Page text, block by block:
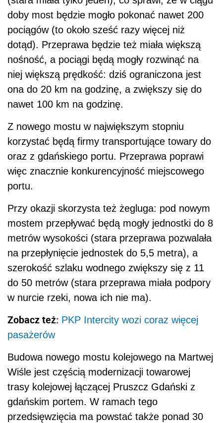
doby most będzie mogło pokonać nawet 200
pociągów (to około sześć razy więcej niż
dotąd). Przeprawa będzie też miała większą
nośność, a pociągi będą mogły rozwinąć na
niej większą prędkość: dziś ograniczona jest
ona do 20 km na godzinę, a zwiększy się do
nawet 100 km na godzinę.
Z nowego mostu w największym stopniu
korzystać będą firmy transportujące towary do
oraz z gdańskiego portu. Przeprawa poprawi
więc znacznie konkurencyjność miejscowego
portu.
Przy okazji skorzysta też żegluga: pod nowym
mostem przepływać będą mogły jednostki do 8
metrów wysokości (stara przeprawa pozwalała
na przepłynięcie jednostek do 5,5 metra), a
szerokość szlaku wodnego zwiększy się z 11
do 50 metrów (stara przeprawa miała podpory
w nurcie rzeki, nowa ich nie ma).
Zobacz też: PKP Intercity wozi coraz więcej
pasażerów
Budowa nowego mostu kolejowego na Martwej
Wiśle jest częścią modernizacji towarowej
trasy kolejowej łączącej Pruszcz Gdański z
gdańskim portem. W ramach tego
przedsięwzięcia ma powstać także ponad 30